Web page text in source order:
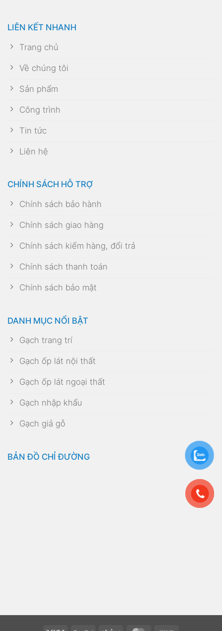
LIÊN KẾT NHANH
Trang chủ
Về chúng tôi
Sản phẩm
Công trình
Tin tức
Liên hệ
CHÍNH SÁCH HỖ TRỢ
Chính sách bảo hành
Chính sách giao hàng
Chính sách kiểm hàng, đổi trả
Chính sách thanh toán
Chính sách bảo mật
DANH MỤC NỔI BẬT
Gạch trang trí
Gạch ốp lát nội thất
Gạch ốp lát ngoại thất
Gạch nhập khẩu
Gạch giả gỗ
BẢN ĐỒ CHỈ ĐƯỜNG